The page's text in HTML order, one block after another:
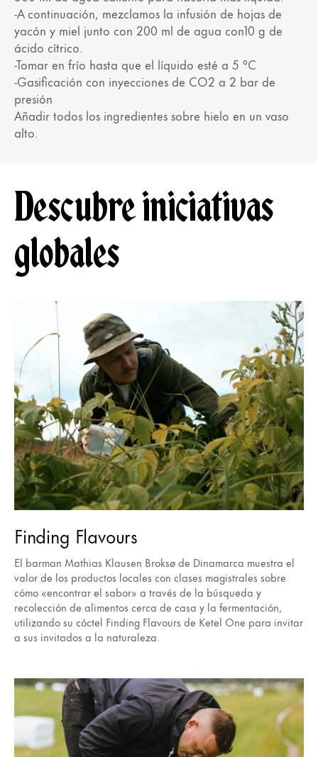
-A continuación, mezclamos la infusión de hojas de
yacón y miel junto con 200 ml de agua con10 g de
ácido cítrico.
-Tomar en frío hasta que el líquido esté a 5 °C
-Gasificación con inyecciones de CO2 a 2 bar de
presión
Añadir todos los ingredientes sobre hielo en un vaso
alto.
Descubre iniciativas
globales
Finding Flavours
El barman Mathias Klausen Broksø de Dinamarca muestra el
valor de los productos locales con clases magistrales sobre
cómo «encontrar el sabor» a través de la búsqueda y
recolección de alimentos cerca de casa y la fermentación,
utilizando su cóctel Finding Flavours de Ketel One para invitar
a sus invitados a la naturaleza.